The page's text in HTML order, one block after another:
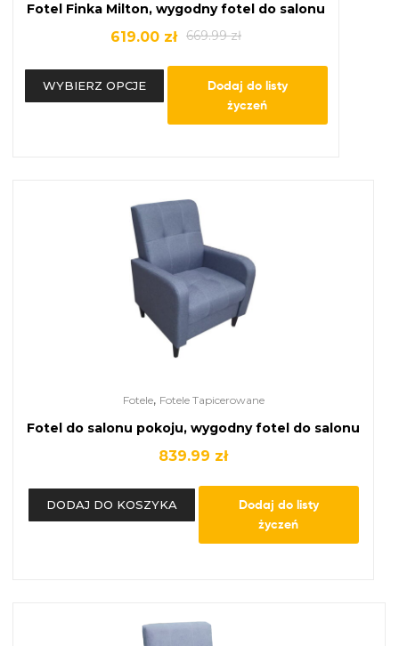
Fotel Finka Milton, wygodny fotel do salonu
669.99zł
619.00 zł
WYBIERZ OPCJE
Dodaj do listy
życzeń
Fotele, Fotele Tapicerowane
Fotel do salonu pokoju, wygodny fotel do salonu
839.99 zł
DODAJ DO KOSZYKA
Dodaj do listy
życzeń